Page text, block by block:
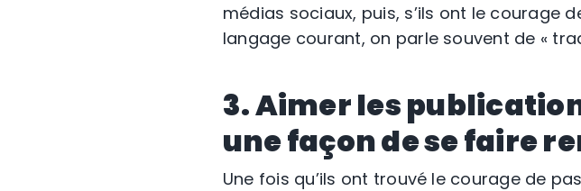
médias sociaux, puis, s’ils ont le courage
langage courant, on parle souvent de «
3. Aimer les
une façon de se faire
Une fois qu’ils ont trouvé le courage de